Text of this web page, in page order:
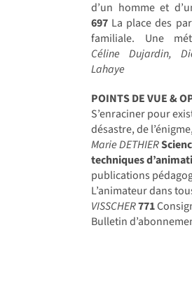
d’un homme et
697 La place des
familiale. Une
Céline Dujardin,
Lahaye
POINTS DE VUE &
S’enraciner pour
désastre, de
Marie DETHIER
techniques
publications
L’animateur dans
VISSCHER771
Bulletin